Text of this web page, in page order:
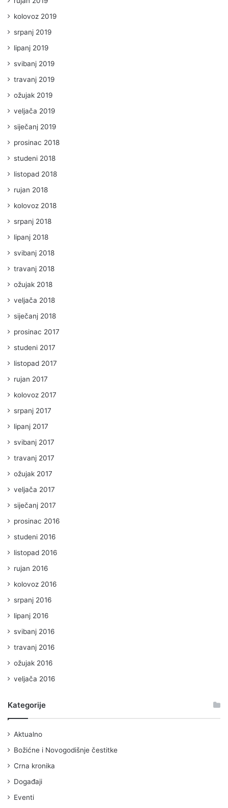
kolovoz 2019
srpanj 2019
lipanj 2019
svibanj 2019
travanj 2019
ožujak 2019
veljača 2019
siječanj 2019
prosinac 2018
studeni 2018
listopad 2018
rujan 2018
kolovoz 2018
srpanj 2018
lipanj 2018
svibanj 2018
travanj 2018
ožujak 2018
veljača 2018
siječanj 2018
prosinac 2017
studeni 2017
listopad 2017
rujan 2017
kolovoz 2017
srpanj 2017
lipanj 2017
svibanj 2017
travanj 2017
ožujak 2017
veljača 2017
siječanj 2017
prosinac 2016
studeni 2016
listopad 2016
rujan 2016
kolovoz 2016
srpanj 2016
lipanj 2016
svibanj 2016
travanj 2016
ožujak 2016
veljača 2016
Kategorije
Aktualno
Božićne i Novogodišnje čestitke
Crna kronika
Događaji
Eventi